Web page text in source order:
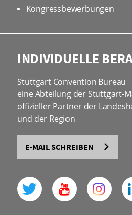
Kongressbewerbungen
INDIVIDUELLE
Stuttgart Convention Bureau
eine Abteilung der Stuttgart-
offizieller Partner der
und der Region
E-MAIL SCHREIBEN